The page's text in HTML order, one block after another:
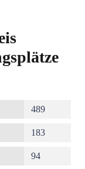
489
183
94